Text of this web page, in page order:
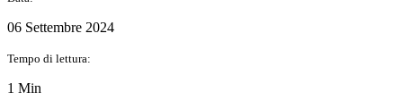
06 Settembre 2024
Tempo di lettura:
1 Min